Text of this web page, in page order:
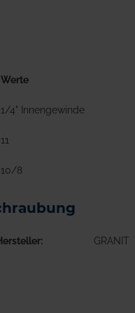
Werte
1/4" Innengewinde
11
10/8
GRANIT